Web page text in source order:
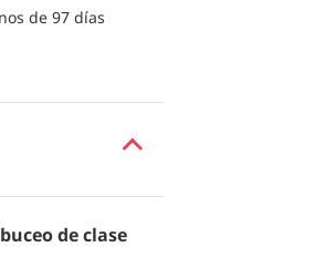
de 97 días
de clase